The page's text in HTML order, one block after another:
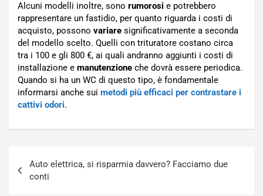
Alcuni modelli inoltre, sono rumorosi e potrebbero
rappresentare un fastidio, per quanto riguarda i costi di
acquisto, possono variare significativamente a seconda
del modello scelto. Quelli con trituratore costano circa
tra i 100 e gli 800 €, ai quali andranno aggiunti i costi di
installazione e manutenzione che dovrà essere periodica.
Quando si ha un WC di questo tipo, è fondamentale
informarsi anche sui metodi più efficaci per contrastare i
cattivi odori.
articoli
Auto elettrica, si risparmia davvero? Facciamo due
conti